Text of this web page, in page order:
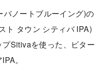
ノートブルーイング)の
ト タウン シティバ IPA)
Sitivaを使った、ビター
。